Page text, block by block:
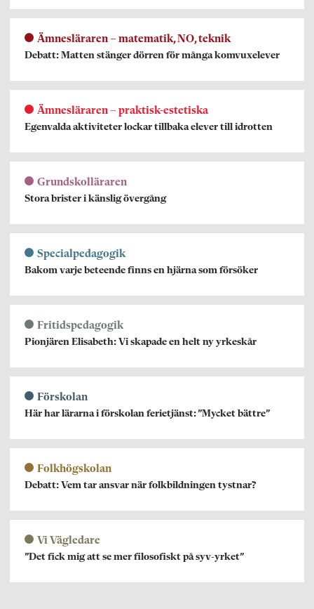
Ämnesläraren – matematik, NO, teknik
Debatt: Matten stänger dörren för många komvuxelever
Ämnesläraren – praktisk-estetiska
Egenvalda aktiviteter lockar tillbaka elever till idrotten
Grundskolläraren
Stora brister i känslig övergång
Specialpedagogik
Bakom varje beteende finns en hjärna som försöker
Fritidspedagogik
Pionjären Elisabeth: Vi skapade en helt ny yrkeskår
Förskolan
Här har lärarna i förskolan ferietjänst: ”Mycket bättre”
Folkhögskolan
Debatt: Vem tar ansvar när folkbildningen tystnar?
Vi Vägledare
”Det fick mig att se mer filosofiskt på syv-yrket”